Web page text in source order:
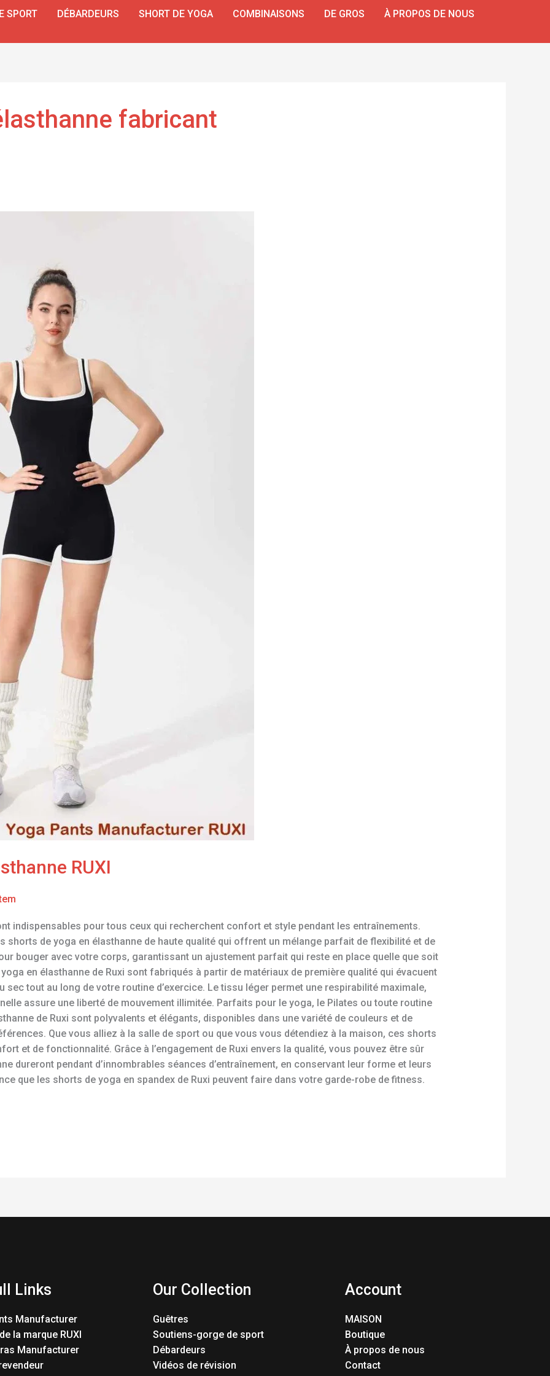
SPORT DÉBARDEURS SHORT DE YOGA COMBINAISONS DE GROS
À PROPOS DE NOUS
fabricant
RUXI
indispensables pour tous ceux qui recherchent confort et style pendant les entraînements.
shorts de yoga en élasthanne de haute qualité qui offrent un mélange parfait de flexibilité et de
bouger avec votre corps, garantissant un ajustement parfait qui reste en place quelle que soit
en élasthanne de Ruxi sont fabriqués à partir de matériaux de première qualité qui évacuent
sec tout au long de votre routine d’exercice. Le tissu léger permet une respirabilité maximale,
assure une liberté de mouvement illimitée. Parfaits pour le yoga, le Pilates ou toute routine
de Ruxi sont polyvalents et élégants, disponibles dans une variété de couleurs et de
Que vous alliez à la salle de sport ou que vous vous détendiez à la maison, ces shorts
et de fonctionnalité. Grâce à l’engagement de Ruxi envers la qualité, vous pouvez être sûr
dureront pendant d’innombrables séances d’entraînement, en conservant leur forme et leurs
que les shorts de yoga en spandex de Ruxi peuvent faire dans votre garde-robe de fitness.
Links
Manufacturer
la marque RUXI
Manufacturer
Our Collection
Guêtres
Soutiens-gorge de sport
Débardeurs
Vidéos de révision
Account
MAISON
Boutique
À propos de nous
Contact